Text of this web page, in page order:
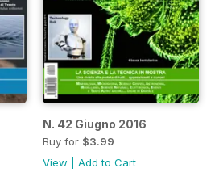
N. 42 Giugno 2016
Buy for $3.99
View
Add to Cart